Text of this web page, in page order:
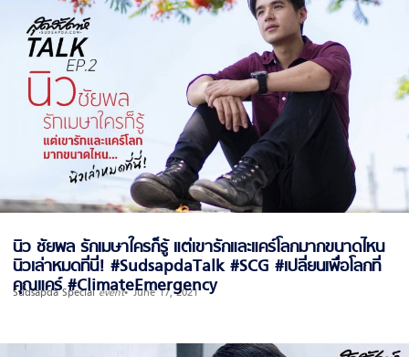
นิว ชัยพล รักเมษาใครก็รู้ แต่เขารักและแคร์โลกมากขนาดไหน
นิวเล่าหมดที่นี่! #SudsapdaTalk #SCG #เปลี่ยนเพื่อโลกที่
คุณแคร์ #ClimateEmergency
Sudsapda Specialevent June 17, 2021